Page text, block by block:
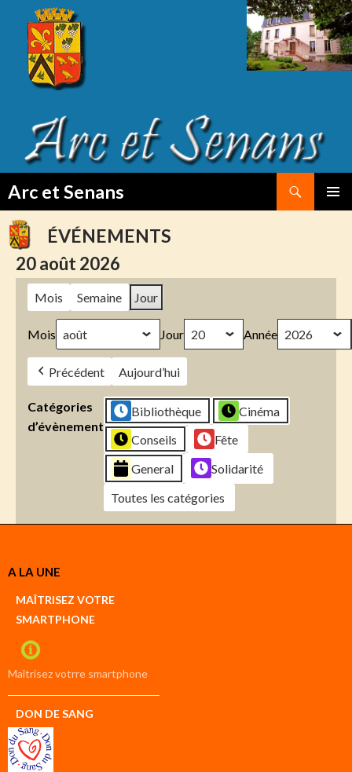
Arc et Senans
TO
CONTENTÉVÉNEMENTS
20 août 2026
Mois Semaine Jour
Mois Jour Année
Précédent Aujourd’hui
Catégories
d’évènement
Bibliothèque
Cinéma
Conseils
Fête
General
Solidarité
Toutes les catégories
Créer
compte
compte
A LA UNE
MAÎTRISEZ VOTRE
SMARTPHONE
Maîtrisez votrre smartphone
DON DE SANG